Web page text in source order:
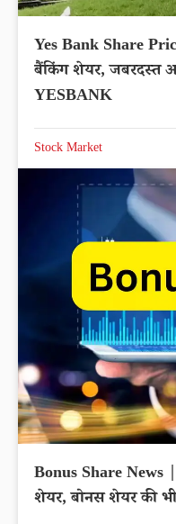
Yes Bank Share
बैंकिंग शेयर, जबरदस्त
YESBANK
Stock Market
Bonus Share News
शेयर, बोनस शेयर की